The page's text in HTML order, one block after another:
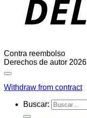
Contra reembolso
Derechos de autor 2026
Withdraw from contract
Buscar: